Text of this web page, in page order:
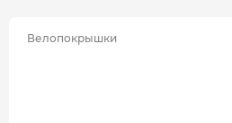
Велопокрышки